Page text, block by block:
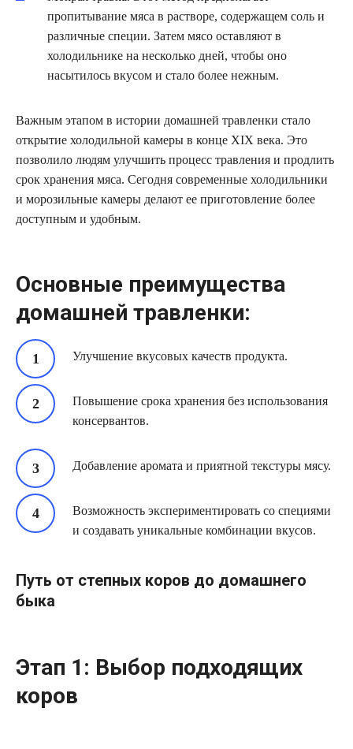
пропитывание мяса в растворе, содержащем соль и
различные специи. Затем мясо оставляют в
холодильнике на несколько дней, чтобы оно
насытилось вкусом и стало более нежным.
Важным этапом в истории домашней травленки стало
открытие холодильной камеры в конце XIX века. Это
позволило людям улучшить процесс травления и продлить
срок хранения мяса. Сегодня современные холодильники
и морозильные камеры делают ее приготовление более
доступным и удобным.
Основные преимущества
домашней травленки:
Улучшение вкусовых качеств продукта.
Повышение срока хранения без использования
консервантов.
Добавление аромата и приятной текстуры мясу.
Возможность экспериментировать со специями
и создавать уникальные комбинации вкусов.
Путь от степных коров до домашнего
быка
Этап 1: Выбор подходящих
коров